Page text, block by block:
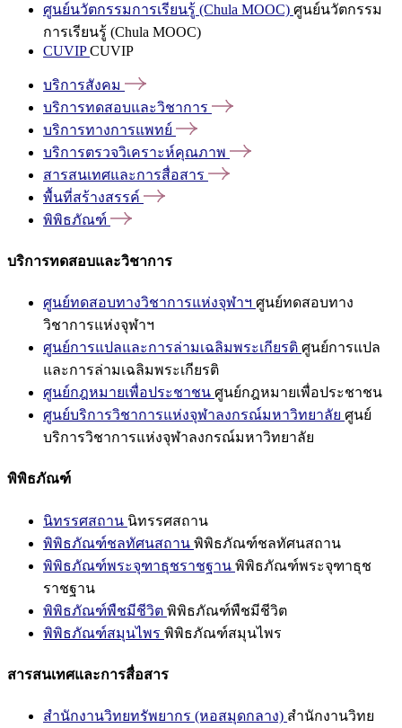
ศูนย์นวัตกรรมการเรียนรู้ (Chula MOOC) ศูนย์นวัตกรรม
การเรียนรู้ (Chula MOOC)
CUVIPCUVIP
บริการสังคม
บริการทดสอบและวิชาการ
บริการทางการแพทย์
บริการตรวจวิเคราะห์คุณภาพ
สารสนเทศและการสื่อสาร
พื้นที่สร้างสรรค์
พิพิธภัณฑ์
บริการทดสอบและวิชาการ
ศูนย์ทดสอบทางวิชาการแห่งจุฬาฯ ศูนย์ทดสอบทาง
วิชาการแห่งจุฬาฯ
ศูนย์การแปลและการล่ามเฉลิมพระเกียรติ ศูนย์การแปล
และการล่ามเฉลิมพระเกียรติ
ศูนย์กฎหมายเพื่อประชาชน ศูนย์กฎหมายเพื่อประชาชน
ศูนย์บริการวิชาการแห่งจุฬาลงกรณ์มหาวิทยาลัย ศูนย์
บริการวิชาการแห่งจุฬาลงกรณ์มหาวิทยาลัย
พิพิธภัณฑ์
นิทรรศสถาน นิทรรศสถาน
พิพิธภัณฑ์ชลทัศนสถาน พิพิธภัณฑ์ชลทัศนสถาน
พิพิธภัณฑ์พระจุฑาธุชราชฐาน พิพิธภัณฑ์พระจุฑาธุช
ราชฐาน
พิพิธภัณฑ์พืชมีชีวิต พิพิธภัณฑ์พืชมีชีวิต
พิพิธภัณฑ์สมุนไพร พิพิธภัณฑ์สมุนไพร
สารสนเทศและการสื่อสาร
สำนักงานวิทยทรัพยากร (หอสมุดกลาง) สำนักงานวิทย